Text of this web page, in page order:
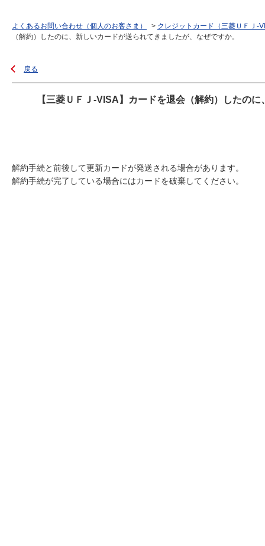
よくあるお問い合わせ（個人のお客さま） > クレジットカード（三菱ＵＦＪ-
（解約）したのに、新しいカードが送られてきましたが、なぜですか。
戻る
【三菱ＵＦＪ-VISA】カードを退会（解約）したの
解約手続と前後して更新カードが発送される場合があります。
解約手続が完了している場合にはカードを破棄してください。